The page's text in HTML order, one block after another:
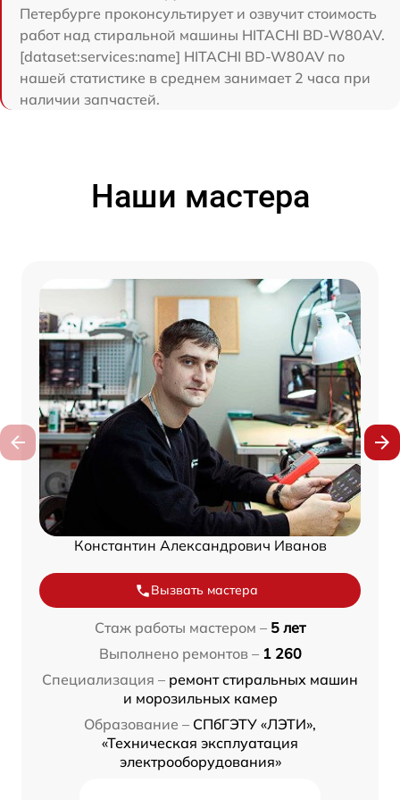
Петербурге проконсультирует и озвучит стоимость
работ над стиральной машины HITACHI BD-W80AV.
[dataset:services:name] HITACHI BD-W80AV по
нашей статистике в среднем занимает 2 часа при
наличии запчастей.
Наши мастера
Константин Александрович Иванов
Вызвать мастера
Стаж работы мастером – 5 лет
Выполнено ремонтов – 1 260
Специализация – ремонт стиральных машин
и морозильных камер
Образование – СПбГЭТУ «ЛЭТИ»,
«Техническая эксплуатация
электрооборудования»